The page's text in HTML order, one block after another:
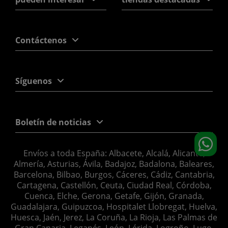
Contáctenos
Síguenos
Boletín de noticias
Envíos a toda España: Albacete, Alcalá, Alicante,
Almería, Asturias, Ávila, Badajoz, Badalona, Baleares,
Barcelona, Bilbao, Burgos, Cáceres, Cádiz, Cantabria,
Cartagena, Castellón, Ceuta, Ciudad Real, Córdoba,
Cuenca, Elche, Gerona, Getafe, Gijón, Granada,
Guadalajara, Guipuzcoa, Hospitalet Llobregat, Huelva,
Huesca, Jaén, Jerez, La Coruña, La Rioja, Las Palmas de